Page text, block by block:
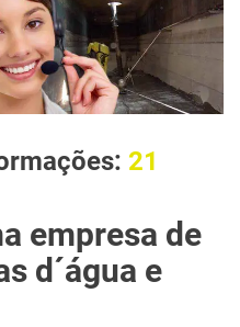
21
empresa de
d´água e